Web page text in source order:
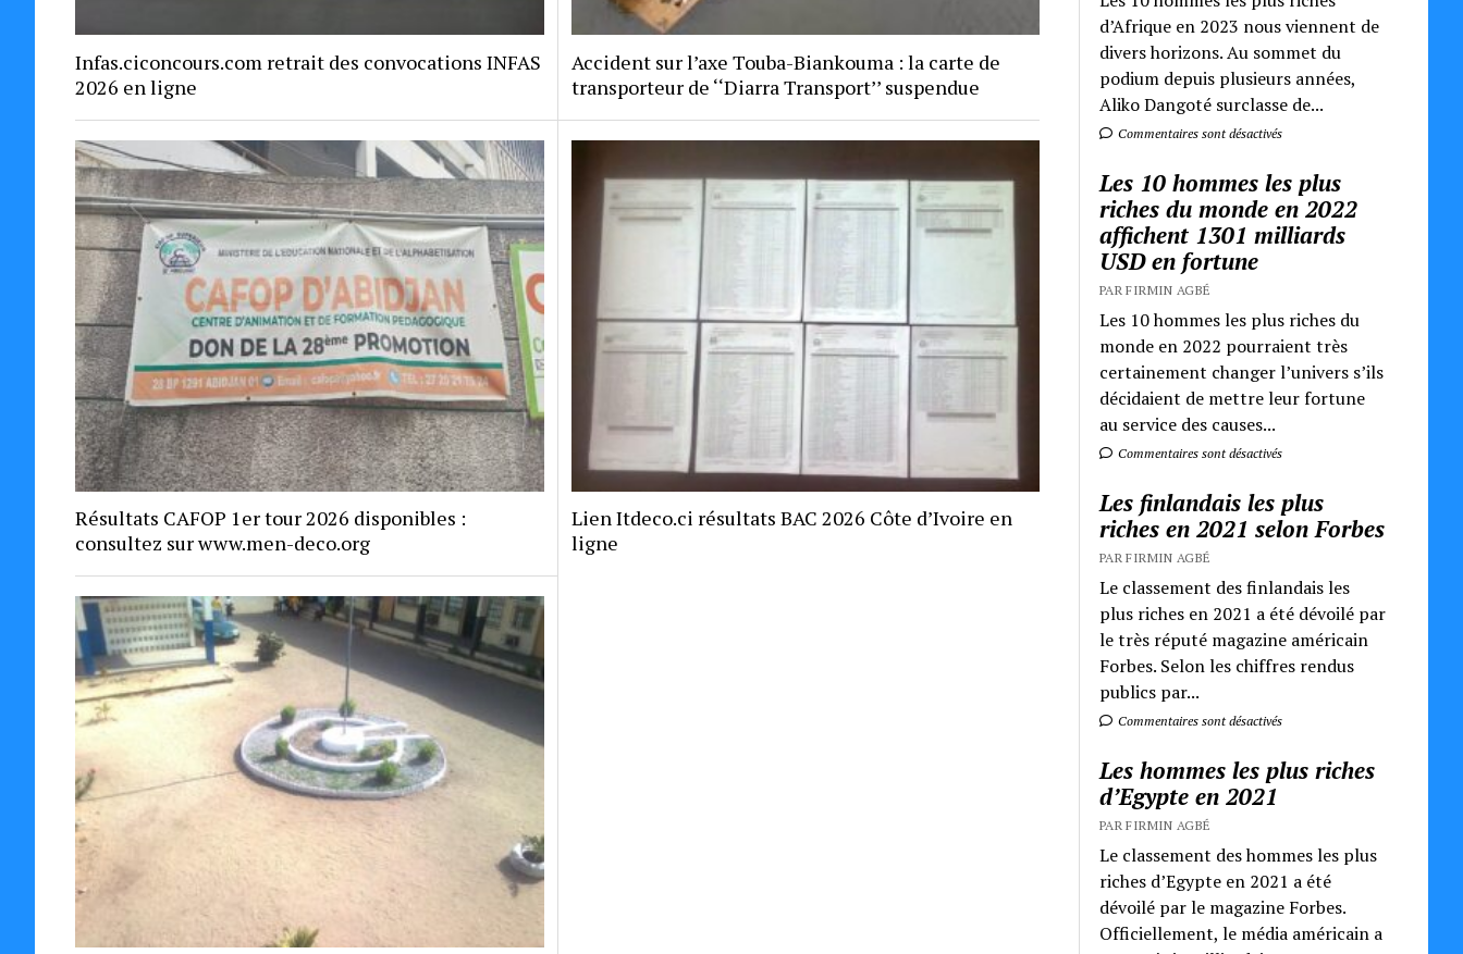
Infas.ciconcours.com retrait des convocations INFAS
2026 en ligne
Accident sur l’axe Touba-Biankouma : la carte de
transporteur de ‘‘Diarra Transport’’ suspendue
Résultats CAFOP 1er tour 2026 disponibles :
consultez sur www.men-deco.org
Lien Itdeco.ci résultats BAC 2026 Côte d’Ivoire en
ligne
d’Afrique en 2023 nous viennent de
divers horizons. Au sommet du
podium depuis plusieurs années,
Aliko Dangoté surclasse de...
Commentaires sont désactivés
Les 10 hommes les plus
riches du monde en 2022
affichent 1301 milliards
USD en fortune
PAR FIRMIN AGBÉ
Les 10 hommes les plus riches du
monde en 2022 pourraient très
certainement changer l’univers s’ils
décidaient de mettre leur fortune
au service des causes...
Commentaires sont désactivés
Les finlandais les plus
riches en 2021 selon Forbes
PAR FIRMIN AGBÉ
Le classement des finlandais les
plus riches en 2021 a été dévoilé par
le très réputé magazine américain
Forbes. Selon les chiffres rendus
publics par...
Commentaires sont désactivés
Les hommes les plus riches
d’Egypte en 2021
PAR FIRMIN AGBÉ
Le classement des hommes les plus
riches d’Egypte en 2021 a été
dévoilé par le magazine Forbes.
Officiellement, le média américain a